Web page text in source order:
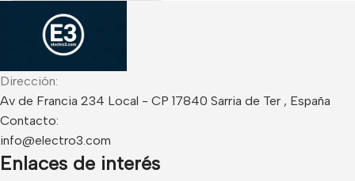
Dirección:
Av de Francia 234 Local - CP 17840 Sarria de Ter , España
Contacto:
info@electro3.com
Enlaces de interés